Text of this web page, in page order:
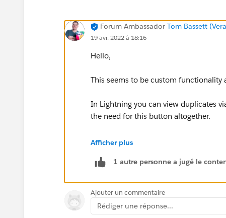
Forum Ambassador Tom Bassett
19 avr. 2022 à 18:16
Hello,
This seems to be custom
In Lightning you can view duplicates
the need for this button altogether.
Thanks Tom
Afficher plus
1 autre personne a jugé le
Ajouter un commentaire
Rédiger une réponse...